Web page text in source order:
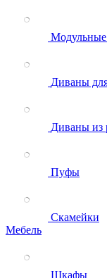
Диваны
Диваны из
Пуфы
Скамейки
Мебель
Шкафы